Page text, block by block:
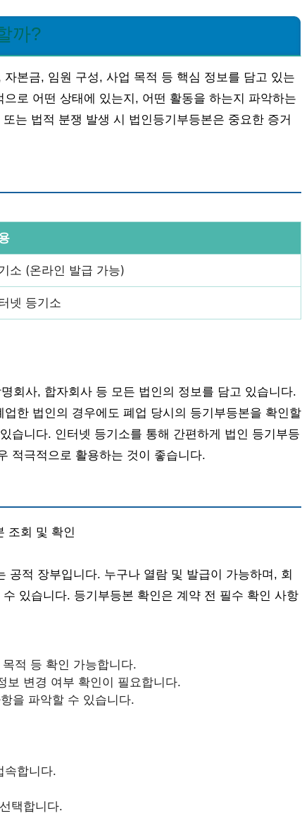
까?
본금, 임원 구성, 사업 목적 등 핵심 정보를 담고 있는
로 어떤 상태에 있는지, 어떤 활동을 하는지 파악하는
는 법적 분쟁 발생 시 법인등기부등본은 중요한 증거
소 (온라인 발급 가능)
넷 등기소
회사, 합자회사 등 모든 법인의 정보를 담고 있습니다.
한 법인의 경우에도 폐업 당시의 등기부등본을 확인할
습니다. 인터넷 등기소를 통해 간편하게 법인 등기부등
적극적으로 활용하는 것이 좋습니다.
조회 및 확인
공적 장부입니다. 누구나 열람 및 발급이 가능하며, 회
있습니다. 등기부등본 확인은 계약 전 필수 확인 사항
적 등 확인 가능합니다.
변경 여부 확인이 필요합니다.
을 파악할 수 있습니다.
속합니다.
택합니다.